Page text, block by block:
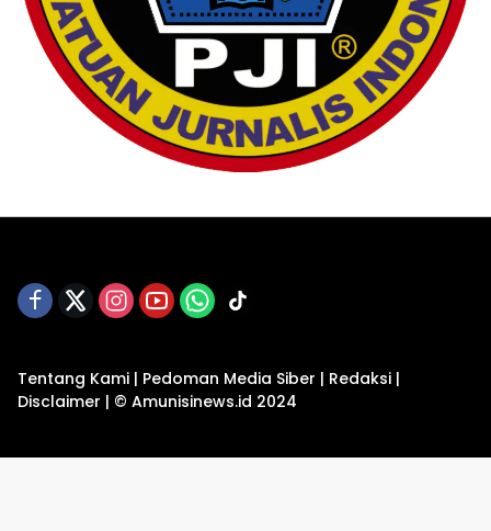
Tentang Kami | Pedoman Media Siber | Redaksi |
Disclaimer | © Amunisinews.id 2024